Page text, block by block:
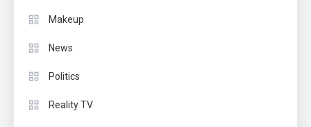
Makeup
News
Politics
Reality TV